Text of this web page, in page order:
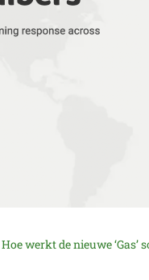
Hoe werkt de nieuwe ‘Gas’